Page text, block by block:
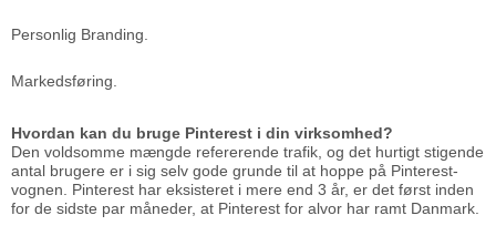
Personlig Branding.
Markedsføring.
Hvordan kan du bruge Pinterest i din virksomhed?
Den voldsomme mængde refererende trafik, og det hurtigt stigende
antal brugere er i sig selv gode grunde til at hoppe på Pinterest-
vognen. Pinterest har eksisteret i mere end 3 år, er det først inden
for de sidste par måneder, at Pinterest for alvor har ramt Danmark.